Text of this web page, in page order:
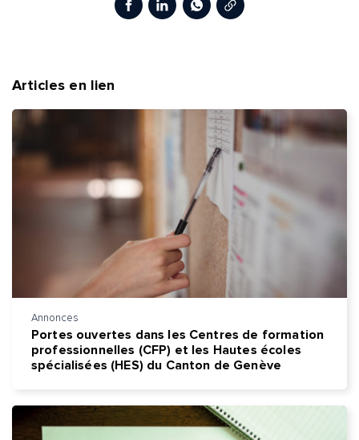
Articles en lien
Annonces
Portes ouvertes dans les Centres de formation
professionnelles (CFP) et les Hautes écoles
spécialisées (HES) du Canton de Genève
Prénom et nom*
Adresse e-mail*